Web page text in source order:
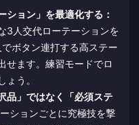
ション」を最適化する：
3人交代ローテーションを
ボタン連打する高ステー
せます。練習モードでロ
う。
品」ではなく「必須ステ
ションごとに究極技を撃